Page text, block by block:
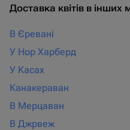
Доставка квітів в інших
В Єревані
У Нор Харберд
У Касах
Канакераван
В Мерцаван
В Джрвеж